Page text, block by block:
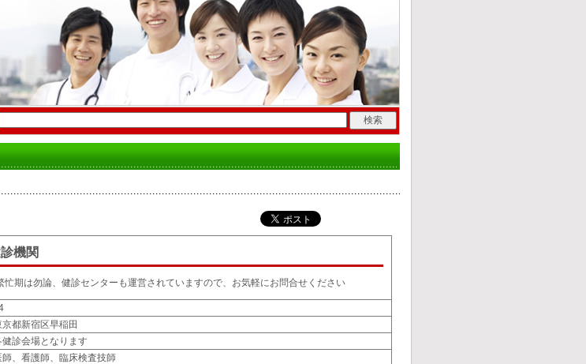
機関
忙期は勿論、健診センターも運営されていますので、お気軽にお問合せください
京都新宿区早稲田
健診会場となります
師、看護師、臨床検査技師